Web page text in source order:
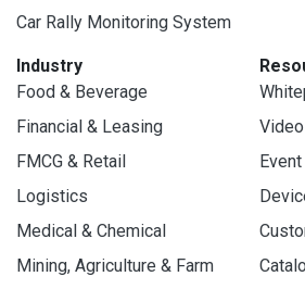
Car Rally Monitoring System
Industry
Food & Beverage
Financial & Leasing
FMCG & Retail
Logistics
Medical & Chemical
Mining, Agriculture & Farm
Event